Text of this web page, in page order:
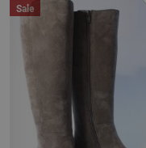
Sale